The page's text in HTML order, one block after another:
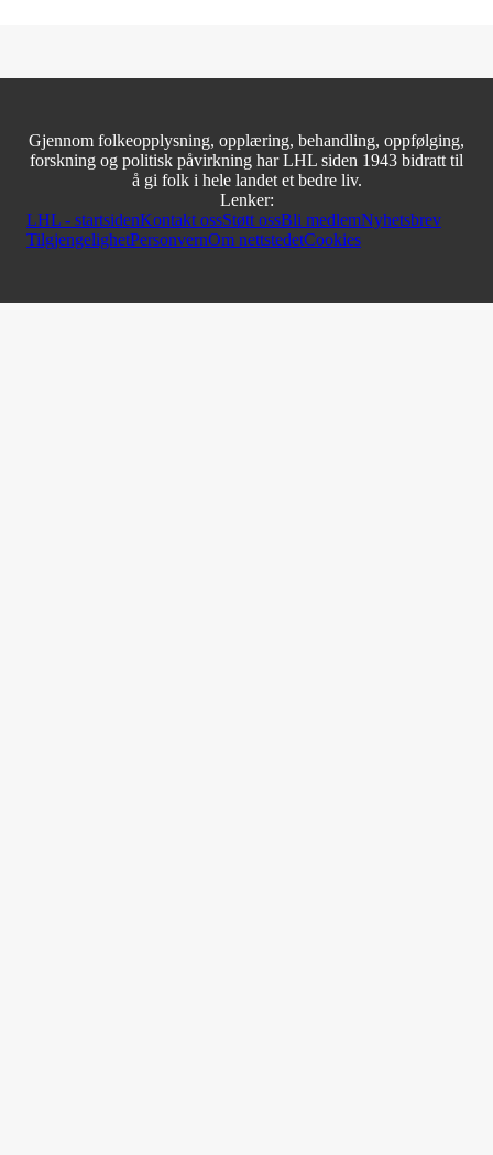
Gjennom folkeopplysning, opplæring, behandling, oppfølging,
forskning og politisk påvirkning har LHL siden 1943 bidratt til
å gi folk i hele landet et bedre liv.
Lenker:
LHL - startsidenKontakt ossStøtt ossBli medlemNyhetsbrev
TilgjengelighetPersonvernOm nettstedetCookies